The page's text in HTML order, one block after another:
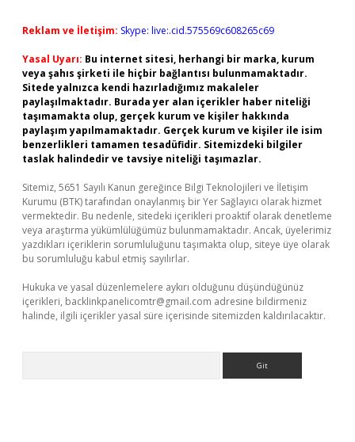
Reklam ve İletişim: Skype: live:.cid.575569c608265c69
Yasal Uyarı: Bu internet sitesi, herhangi bir marka, kurum
veya şahıs şirketi ile hiçbir bağlantısı bulunmamaktadır.
Sitede yalnızca kendi hazırladığımız makaleler
paylaşılmaktadır. Burada yer alan içerikler haber niteliği
taşımamakta olup, gerçek kurum ve kişiler hakkında
paylaşım yapılmamaktadır. Gerçek kurum ve kişiler ile isim
benzerlikleri tamamen tesadüfidir. Sitemizdeki bilgiler
taslak halindedir ve tavsiye niteliği taşımazlar.
Sitemiz, 5651 Sayılı Kanun gereğince Bilgi Teknolojileri ve İletişim
Kurumu (BTK) tarafından onaylanmış bir Yer Sağlayıcı olarak hizmet
vermektedir. Bu nedenle, sitedeki içerikleri proaktif olarak denetleme
veya araştırma yükümlülüğümüz bulunmamaktadır. Ancak, üyelerimiz
yazdıkları içeriklerin sorumluluğunu taşımakta olup, siteye üye olarak
bu sorumluluğu kabul etmiş sayılırlar.
Hukuka ve yasal düzenlemelere aykırı olduğunu düşündüğünüz
içerikleri, backlinkpanelicomtr@gmail.com adresine bildirmeniz
halinde, ilgili içerikler yasal süre içerisinde sitemizden kaldırılacaktır.